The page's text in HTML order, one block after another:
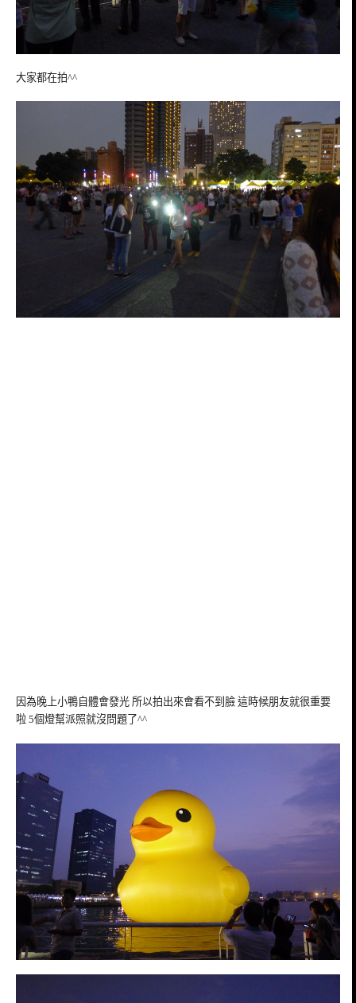
大家都在拍^^
因為晚上小鴨自體會發光 所以拍出來會看不到臉 這時候朋友就很重要
啦 5個燈幫派照就沒問題了^^